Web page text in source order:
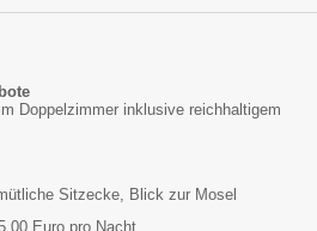
Doppelzimmer inklusive reichhaltigem
Sitzecke, Blick zur Mosel
Euro pro Nacht